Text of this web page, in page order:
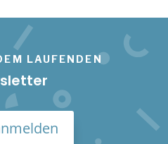
LAUFENDEN